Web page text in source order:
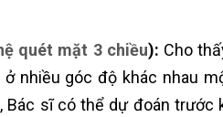
quét mặt 3 chiều): Cho
nhiều góc độ khác nhau
sĩ có thể dự đoán trước